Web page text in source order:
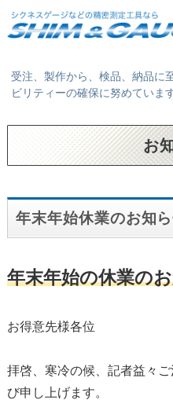
受注、製作から、検品、納品に
ビリティーの確保に努めています
事業案内
会社概要
お問い合わせ / 求人情報
お
年末年始休業のお知
年末年始の休業の
お得意先様各位
拝啓、寒冷の候、記者益々
び申し上げます。